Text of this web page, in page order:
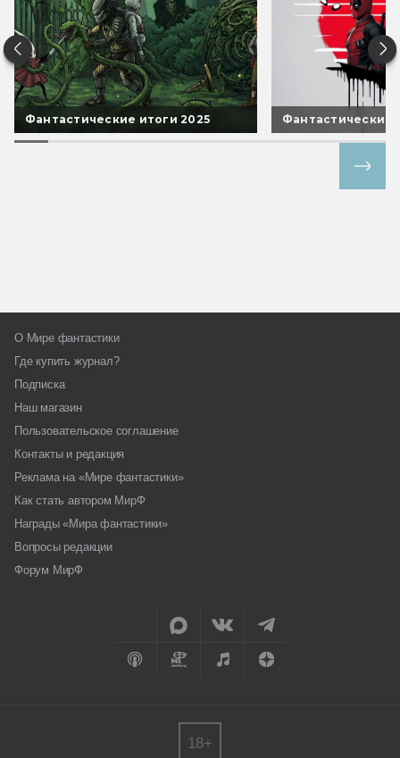
Фантастические итоги 2025 Фантастические
О Мире фантастики
Где купить журнал?
Подписка
Наш магазин
Пользовательское соглашение
Контакты и редакция
Реклама на «Мире фантастики»
Как стать автором МирФ
Награды «Мира фантастики»
Вопросы редакции
Форум МирФ
18+